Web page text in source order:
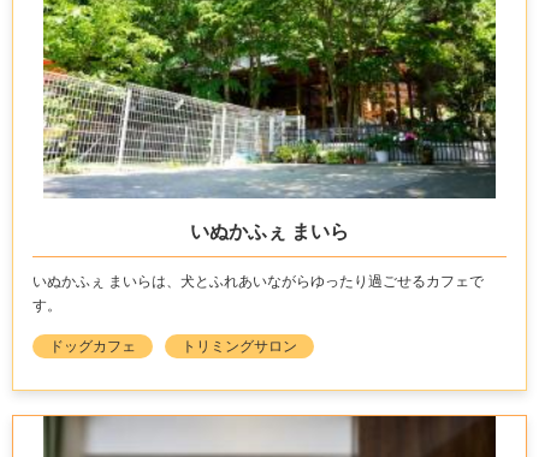
いぬかふぇ まいら
いぬかふぇ まいらは、犬とふれあいながらゆったり過ごせるカフェで
す。
ドッグカフェ トリミングサロン